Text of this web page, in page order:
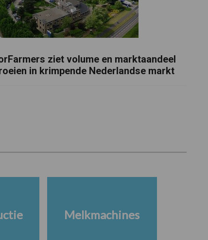
ziet volume en marktaandeel
in krimpende Nederlandse markt
Melkmachines